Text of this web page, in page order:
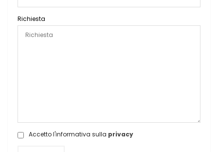
Richiesta
Accetto l'informativa sulla privacy